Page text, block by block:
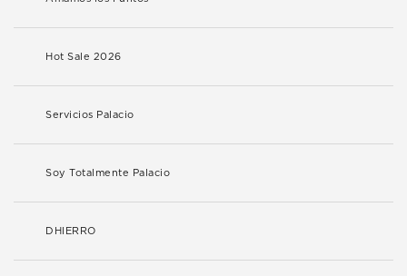
Hot Sale 2026
Servicios Palacio
Soy Totalmente Palacio
DHIERRO